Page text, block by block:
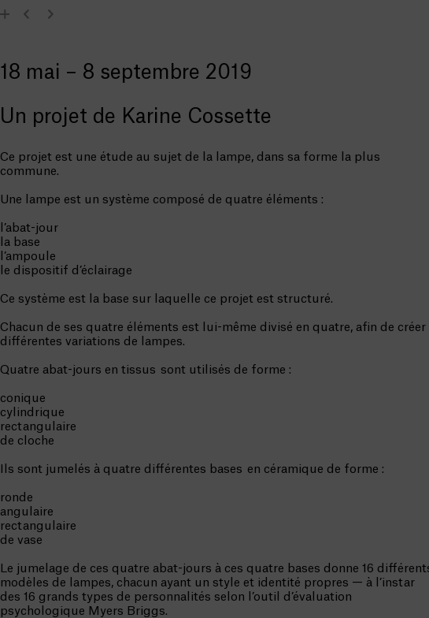
18 mai – 8 septembre 2019
Un projet de Karine Cossette
Ce projet est une étude au sujet de la lampe, dans sa forme la plus
commune.
Une lampe est un système composé de quatre éléments :
l’abat-jour
la base
l’ampoule
le dispositif d’éclairage
Ce système est la base sur laquelle ce projet est structuré.
Chacun de ses quatre éléments est lui-même divisé en quatre, afin de créer
différentes variations de lampes.
Quatre abat-jours en tissus sont utilisés de forme :
conique
cylindrique
rectangulaire
de cloche
Ils sont jumelés à quatre différentes bases en céramique de forme :
ronde
angulaire
rectangulaire
de vase
Le jumelage de ces quatre abat-jours à ces quatre bases donne 16
modèles de lampes, chacun ayant un style et identité propres — à l’instar
des 16 grands types de personnalités selon l’outil d’évaluation
psychologique Myers Briggs.